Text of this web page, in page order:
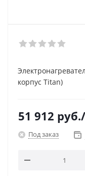
корпус Titan)
51 912 руб.
Под заказ